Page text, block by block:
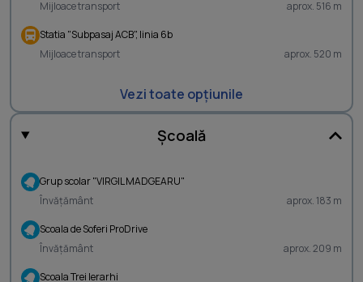
Mijloace transport aprox. 516 m
Statia "Subpasaj ACB", linia 6b
Mijloace transport
aprox. 520 m
Vezi toate opțiunile
Școală
Grup scolar "VIRGIL MADGEARU"
Învățământ
aprox. 183 m
Scoala de Soferi ProDrive
Învățământ
aprox. 209 m
Scoala Trei Ierarhi